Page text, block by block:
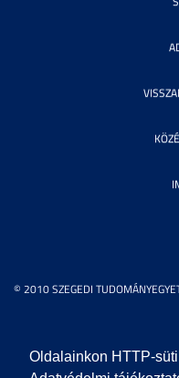
Oldalainkon HTTP-
© 2010 SZEGEDI